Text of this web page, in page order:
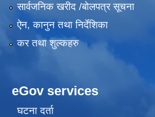
सार्वजनिक खरीद /बोलपत्र सूचना
ऐन, कानुन तथा निर्देशिका
कर तथा शुल्कहरु
eGov services
घटना दर्ता